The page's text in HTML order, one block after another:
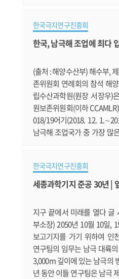
관측하고 이에 따른 해수면
지를 평가하는 것이 국제적인
한국극지연구진흥회
한국, 남극해 조업에 최다
(출처 : 해양수산부) 해수부,
존위원회 연례회의 참석 해
립수산과학원(원장 서장우)
원보존위원회(이하
018/19어기(2018. 12.
남극해 조업국가 중 가장 많
rine Living Resources): 남
보존하고, 합리적으로 이용
국제기구로, 이빨고기류와
한국극지연구진흥회
세종과학기지 준공 30년 |
지구 끝에서 미래를 열다 글
부소장) 2050년 10월 10일,
보고기지를 가기 위하여 인
연구팀의 임무는 남극 대륙
3,000m 깊이에 있는 남극의
년 동안 이들 연구팀은 남극